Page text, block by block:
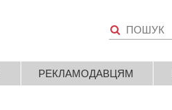
РЕКЛАМОДАВЦЯМ